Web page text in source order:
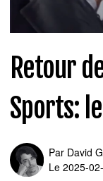
Retour
Sports:
Par David
Le 2025-